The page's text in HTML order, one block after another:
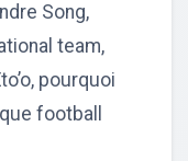
Song,
team,
pourquoi
football